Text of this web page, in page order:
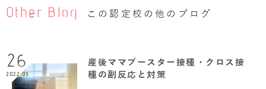
Other Blog この認定校の他のブログ
26
2022.03
産後ママブースター接種・クロス接
種の副反応と対策